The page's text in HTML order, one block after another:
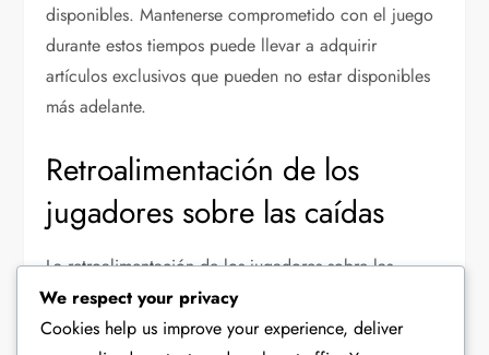
disponibles. Mantenerse comprometido con el juego
durante estos tiempos puede llevar a adquirir
artículos exclusivos que pueden no estar disponibles
más adelante.
Retroalimentación de los
jugadores sobre las caídas
La retroalimentación de los jugadores sobre las
caídas de eventos es crucial para que los
desarrolladores comprendan qué artículos resuenan
We respect your privacy
Cookies help us improve your experience, deliver